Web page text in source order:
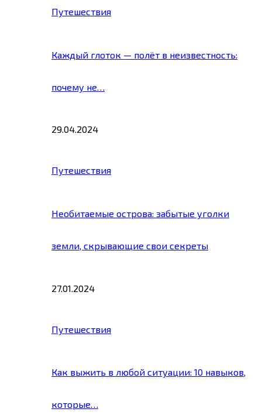
Путешествия
Каждый глоток — полёт в неизвестность:
почему не…
29.04.2024
Путешествия
Необитаемые острова: забытые уголки
земли, скрывающие свои секреты
27.01.2024
Путешествия
Как выжить в любой ситуации: 10 навыков,
которые…